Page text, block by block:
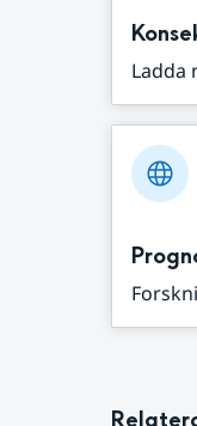
Ladda